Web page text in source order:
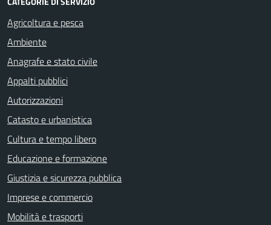
Agricoltura e pesca
Ambiente
Anagrafe e stato civile
Appalti pubblici
Autorizzazioni
Catasto e urbanistica
Cultura e tempo libero
Educazione e formazione
Giustizia e sicurezza pubblica
Imprese e commercio
Mobilità e trasporti